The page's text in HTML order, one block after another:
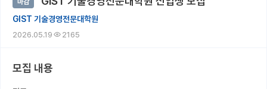
대학원생 모집 홈
전공별 모집 정보
마감
GIST 기술경영전문대학원
2026.05.19 2165
모집 내용